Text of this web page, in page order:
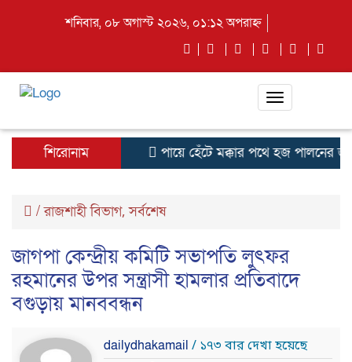
শনিবার, ০৮ অগাস্ট ২০২৬, ০১:১২ অপরাহ্ন
Toggle
শিরোনাম
পায়ে হেঁটে মক্কার পথে হজ পালনের
/রাজশাহী বিভাগ,সর্বশেষ
জাগপা কেন্দ্রীয় কমিটি সভাপতি লুৎফর
রহমানের উপর সন্ত্রাসী হামলার প্রতিবাদে
বগুড়ায় মানববন্ধন
dailydhakamail / ১৭৩ বার দেখা হয়েছে